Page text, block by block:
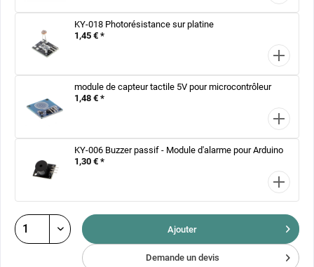
KY-018 Photorésistance sur platine
1,45 € *
module de capteur tactile 5V pour microcontrôleur
1,48 € *
KY-006 Buzzer passif - Module d'alarme pour Arduino
1,30 € *
Ajouter
Demande un devis